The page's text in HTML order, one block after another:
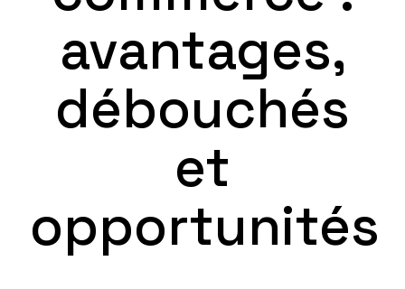
avantages,
débouchés
et
opportunités